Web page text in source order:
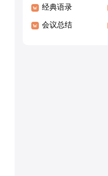
经典语录
会议总结